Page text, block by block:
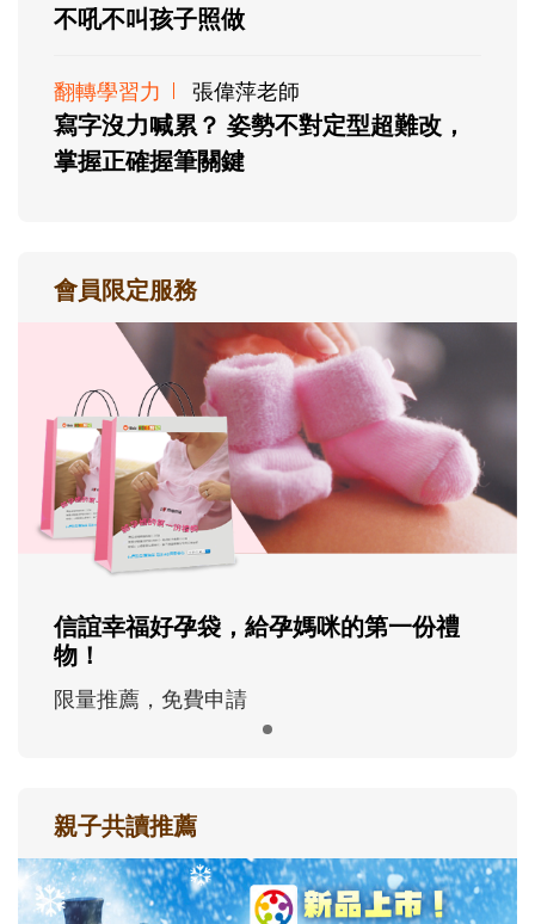
不吼不叫孩子照做
翻轉學習力 張偉萍老師
寫字沒力喊累？ 姿勢不對定型超難改，
掌握正確握筆關鍵
會員限定服務
信誼幸福好孕袋，給孕媽咪的第一份禮
物！
限量推薦，免費申請
親子共讀推薦